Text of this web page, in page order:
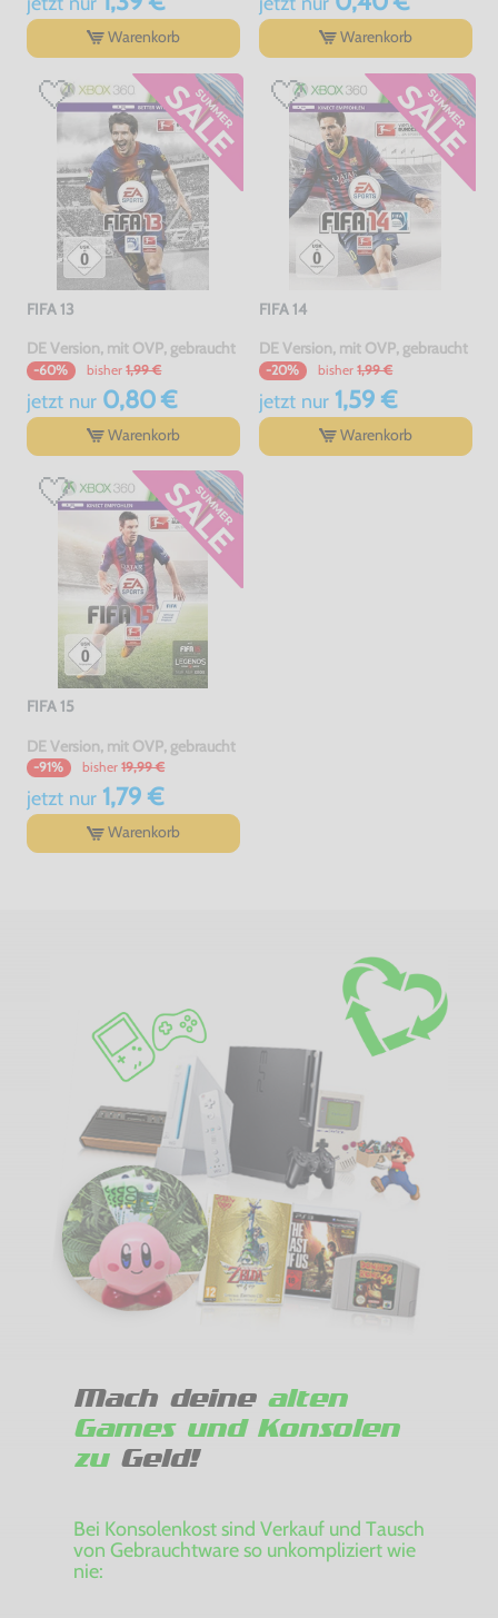
Warenkorb Warenkorb
FIFA 13
DE Version, mit OVP, gebraucht
-60% bisher 1,99 €
jetzt nur0,80 €
Warenkorb
FIFA 14
DE Version, mit OVP, gebraucht
-20% bisher 1,99 €
jetzt nur1,59 €
Warenkorb
FIFA 15
DE Version, mit OVP, gebraucht
-91% bisher 19,99 €
jetzt nur1,79 €
Warenkorb
Mach deine alten
Games und Konsolen
zuGeld!
Bei Konsolenkost sind Verkauf und Tausch
von Gebrauchtware so unkompliziert wie
nie: